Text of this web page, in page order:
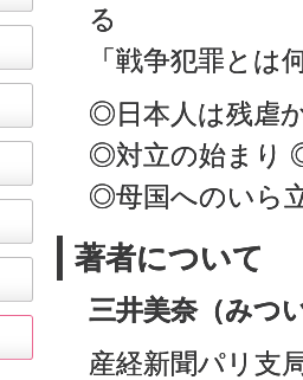
る
「戦争犯罪と
◎日本人は残虐
◎対立の始まり
◎母国へのいら
著者について
三井美奈（みつ
産経新聞パリ支